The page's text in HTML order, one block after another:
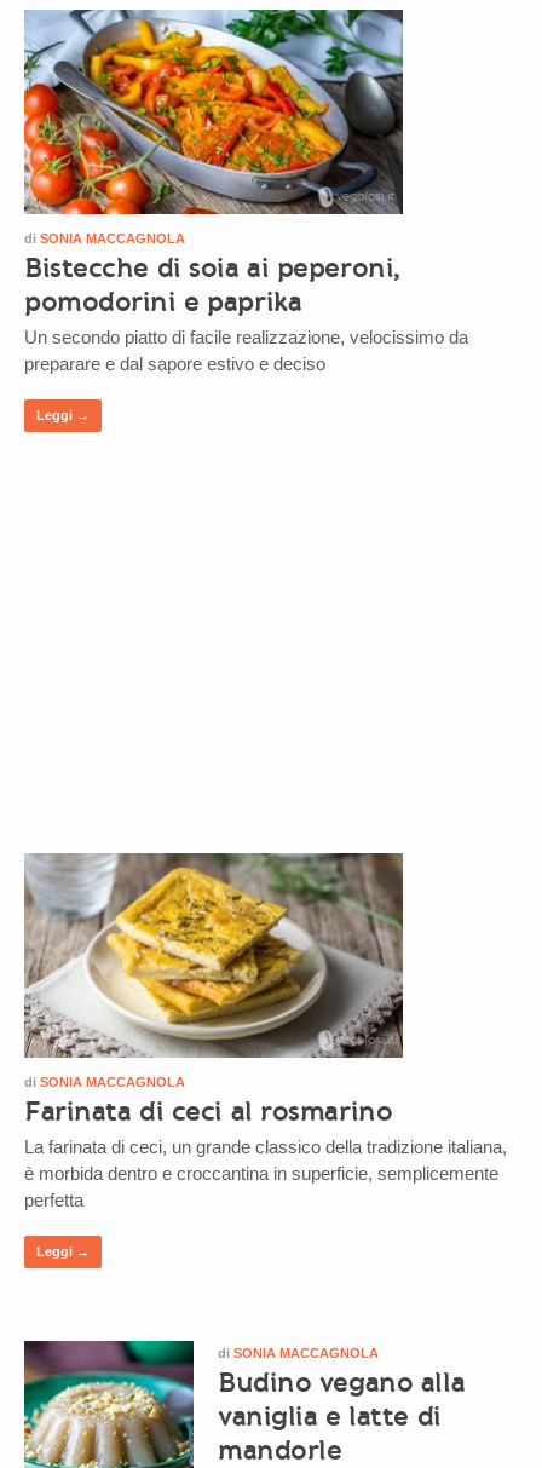
di SONIA MACCAGNOLA
Bistecche di soia ai peperoni,
pomodorini e paprika
Un secondo piatto di facile realizzazione, velocissimo da
preparare e dal sapore estivo e deciso
Leggi →
di SONIA MACCAGNOLA
Farinata di ceci al rosmarino
La farinata di ceci, un grande classico della tradizione italiana,
è morbida dentro e croccantina in superficie, semplicemente
perfetta
Leggi →
di SONIA MACCAGNOLA
Budino vegano alla
vaniglia e latte di
mandorle